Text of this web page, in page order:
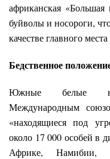
африканская
буйволы и носороги,
качестве главного
Бедственное
Южные белые
Международным
«находящиеся под
около 17 000 особей в
Африке, Намибии,